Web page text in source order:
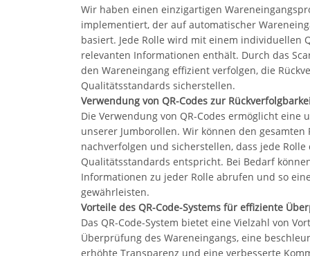
Wir haben einen einzigartigen
implementiert, der auf automatischer
basiert. Jede Rolle wird mit einem individuellen
relevanten Informationen enthält. Durch das
den Wareneingang effizient verfolgen, die
Qualitätsstandards sicherstellen.
Verwendung von QR-Codes zur
Die Verwendung von QR-Codes ermöglicht eine
unserer Jumborollen. Wir können den
nachverfolgen und sicherstellen, dass jede
Qualitätsstandards entspricht. Bei Bedarf
Informationen zu jeder Rolle abrufen und so
gewährleisten.
Vorteile des QR-Code-Systems für effiziente
Das QR-Code-System bietet eine Vielzahl von
Überprüfung des Wareneingangs, eine
erhöhte Transparenz und eine verbesserte